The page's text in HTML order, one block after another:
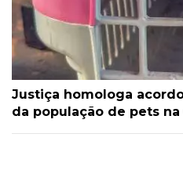
Justiça homologa
da população de pets na